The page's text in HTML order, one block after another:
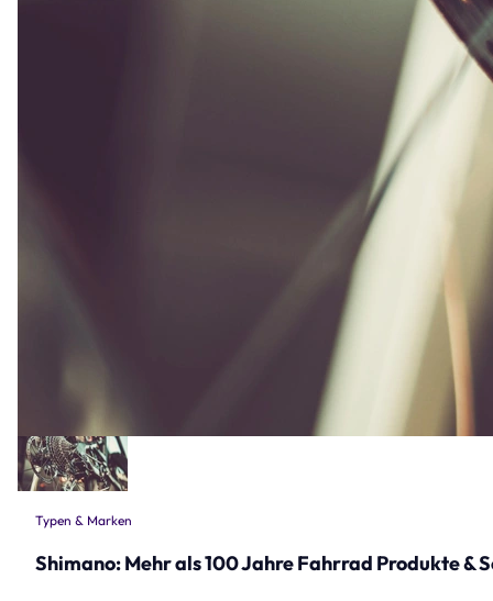
Typen & Marken
Shimano: Mehr als 100 Jahre Fahrrad Produkte &